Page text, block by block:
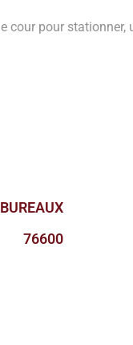
pour
BUREAUX
76600